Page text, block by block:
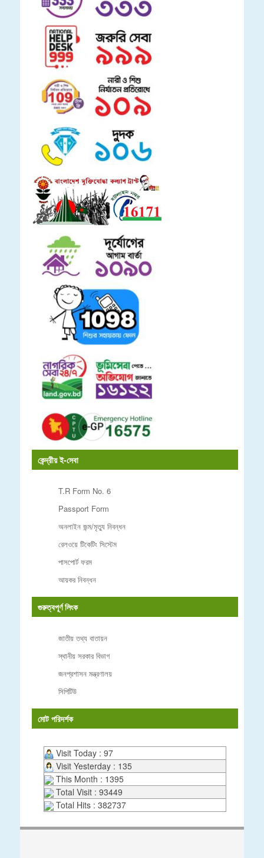
কেন্দ্রীয় ই-সেবা
T.R Form No. 6
Passport Form
অনলাইন জন্ম/মৃত্যু নিবন্ধন
রেলওয়ে টিকেটিং সিস্টেম
পাসপোর্ট ফরম
আয়কর নিবন্ধন
গুরুত্বপূর্ণ লিংক
জাতীয় তথ্য বাতায়ন
স্থানীয় সরকার বিভাগ
জনপ্রশাসন মন্ত্রণালয়
সিপিটিউ
মোট পরিদর্শক
Visit Today : 97
Visit Yesterday : 135
This Month : 1395
Total Visit : 93449
Total Hits : 382737